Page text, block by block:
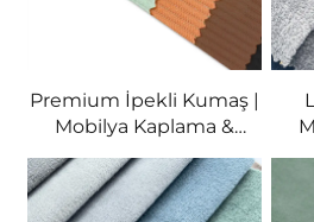
Premium İpekli Kumaş |
Mobilya Kaplama &
Perdeler | Toplu Satış